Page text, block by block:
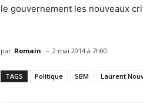
le gouvernement les nouveaux
par Romain - 2 mai 2014 à 7h00
TAGS Politique SBM Laurent